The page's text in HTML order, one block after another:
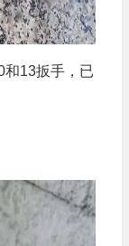
和13扳手，已